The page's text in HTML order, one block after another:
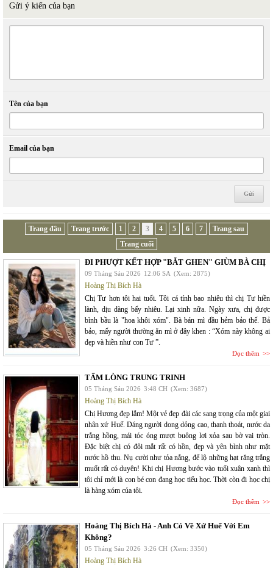
Gửi ý kiến của bạn
Tên của bạn
Email của bạn
Trang đầu Trang trước 1 2 3 4 5 6 7
Trang sau
Trang cuối
ĐI PHƯỢT KẾT HỢP "BẮT GHEN" GIÙM BÀ CHỊ
09 Tháng Sáu 2026 12:06 SA (Xem: 2875)
Hoàng Thị Bích Hà
Chị Tư hơn tôi hai tuổi. Tôi cá tính bao nhiêu thì chị Tư hiền
lành, dịu dàng bấy nhiêu. Lại xinh nữa. Ngày xưa, chị được
bình bầu là "hoa khôi xóm". Bà bán mì đầu hẻm bảo thế. Bả
bảo, mấy người thường ăn mì ở đây khen : “Xóm này không ai
đẹp và hiền như con Tư ”.
Đọc thêm
TẤM LÒNG TRUNG TRINH
05 Tháng Sáu 2026 3:48 CH (Xem: 3687)
Hoàng Thị Bích Hà
Chị Hương đẹp lắm! Một vẻ đẹp đài các sang trọng của một giai
nhân xứ Huế. Dáng người dong dỏng cao, thanh thoát, nước da
trắng hồng, mái tóc óng mượt buông lơi xỏa sau bờ vai tròn.
Đặc biệt chị có đôi mắt rất có hồn, đẹp và yên bình như mặt
nước hồ thu. Nụ cười như tỏa nắng, để lộ những hạt răng trắng
muốt rất có duyên! Khi chị Hương bước vào tuổi xuân xanh thì
tôi chỉ mới là con bé con đang học tiểu học. Thời còn đi học chị
là hàng xóm của tôi.
Đọc thêm
Hoàng Thị Bích Hà - Anh Có Về Xứ Huế Với Em
Không?
05 Tháng Sáu 2026 3:26 CH (Xem: 3350)
Hoàng Thị Bích Hà